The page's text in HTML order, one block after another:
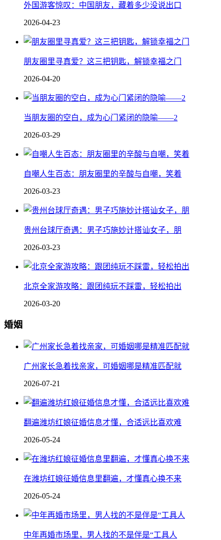
外国游客惊叹：中国朋友，藏着多少没说出口
2026-04-23
朋友圈里寻真爱？这三把钥匙，解锁幸福之门
2026-04-20
当朋友圈的空白，成为心门紧闭的隐喻——2
2026-03-29
自嘲人生百态：朋友圈里的辛酸与自嘲，笑着
2026-03-23
贵州台球厅奇遇：男子巧施妙计搭讪女子，朋
2026-03-23
北京全家游攻略：跟团纯玩不踩雷，轻松拍出
2026-03-20
婚姻
广州家长急着找亲家，可婚姻哪是精准匹配就
2026-07-21
翻遍潍坊红娘征婚信息才懂，合适远比喜欢难
2026-05-24
在潍坊红娘征婚信息里翻遍，才懂真心换不来
2026-05-24
中年再婚市场里，男人找的不是伴是“工具人